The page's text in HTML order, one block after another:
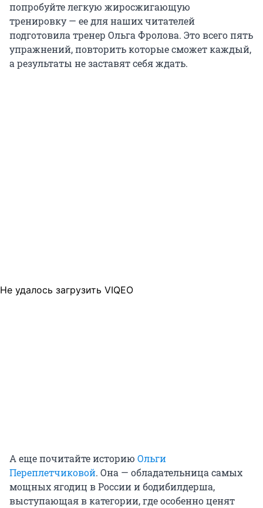
попробуйте легкую жиросжигающую
тренировку — ее для наших читателей
подготовила тренер Ольга Фролова. Это всего пять
упражнений, повторить которые сможет каждый,
а результаты не заставят себя ждать.
Не удалось загрузить VIQEO
А еще почитайте историю Ольги
Переплетчиковой. Она — обладательница самых
мощных ягодиц в России и бодибилдерша,
выступающая в категории, где особенно ценят